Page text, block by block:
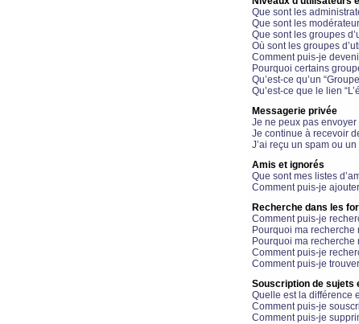
Que sont les
Que sont les
Que sont les groupes
Où sont les groupes
Comment puis-je
Pourquoi certains
Qu’est-ce qu’un
Qu’est-ce que le lien
Messagerie privée
Je ne peux pas
Je continue à recevoir
J’ai reçu un spam ou
Amis et ignorés
Que sont mes listes
Comment puis-je
Recherche dans les
Comment puis-je
Pourquoi ma
Pourquoi ma
Comment puis-je
Comment puis-je
Souscription de sujets
Quelle est la différence
Comment puis-je
Comment puis-je